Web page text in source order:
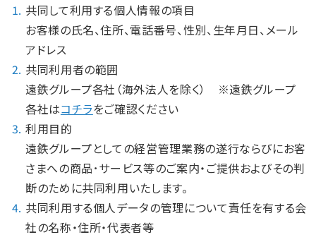
1. 共同して利用する個人情報の項目
お客様の氏名、住所、電話番号、性別、生年月日、メール
アドレス
2. 共同利用者の範囲
遠鉄グループ各社（海外法人を除く） ※遠鉄グループ
各社はコチラをご確認ください
3. 利用目的
遠鉄グループとしての経営管理業務の遂行ならびにお客
さまへの商品･サービス等のご案内・ご提供およびその判
断のために共同利用いたします。
4. 共同利用する個人データの管理について責任を有する会
社の名称・住所・代表者等